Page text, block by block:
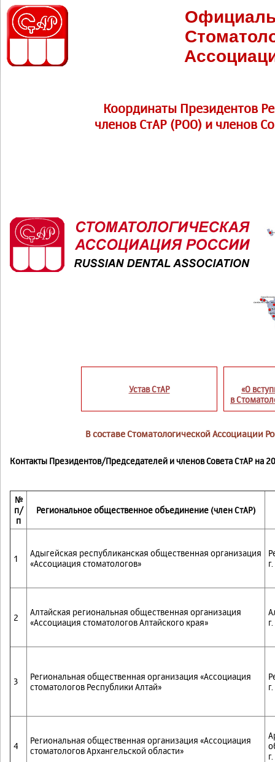
Координаты Президентов
членов СтАР (РОО) и членов
Устав СтАР
«О
в
В составе Стоматологической Ассоциации
Контакты Президентов/Председателей и членов Совета СтАР на
№
п/
п
Региональное общественное объединение (член СтАР)
1
Адыгейская республиканская общественная организация
«Ассоциация стоматологов»
2
Алтайская региональная общественная организация
«Ассоциация стоматологов Алтайского края»
3
Региональная общественная организация «Ассоциация
стоматологов Республики Алтай»
4
Региональная общественная организация «Ассоциация
стоматологов Архангельской области»